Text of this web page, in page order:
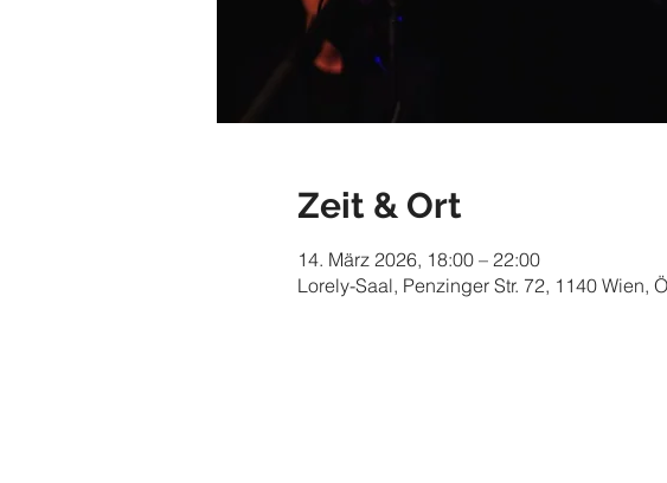
Zeit & Ort
14. März 2026, 18:00 – 22:00
Lorely-Saal, Penzinger Str. 72, 1140 Wien,